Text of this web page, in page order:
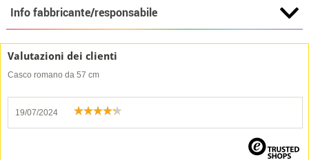
Info fabbricante/responsabile
Valutazioni dei clienti
Casco romano da 57 cm
19/07/2024